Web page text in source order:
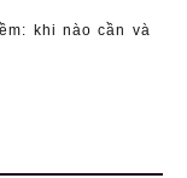
khi nào cần và